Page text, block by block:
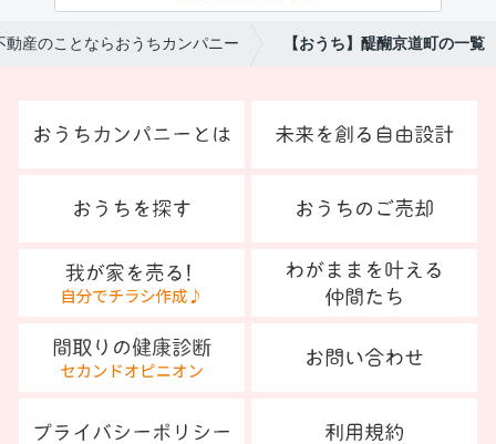
動産のことならおうちカンパニー 【おうち】醍醐京道町の一覧